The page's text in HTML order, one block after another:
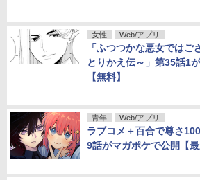
女性 Web/アプリ
「ふつつかな悪女では
とりかえ伝～」第35話1
【無料】
青年 Web/アプリ
ラブコメ＋百合で尊さ
9話がマガポケで公開【最